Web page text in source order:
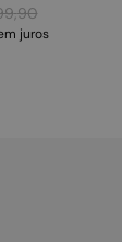
,90
juros